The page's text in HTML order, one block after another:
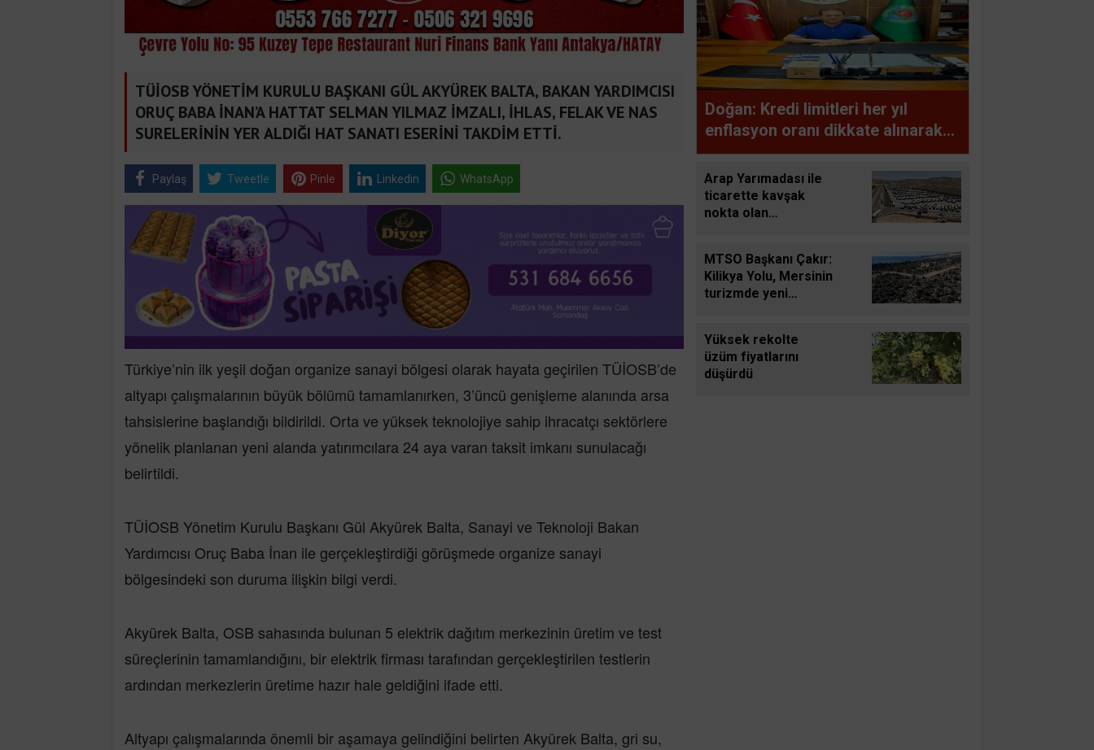
TÜİOSB YÖNETİM KURULU BAŞKANI GÜL AKYÜREK BALTA, BAKAN YARDIMCISI
ORUÇ BABA İNAN’A HATTAT SELMAN YILMAZ İMZALI, İHLAS, FELAK VE NAS
SURELERİNİN YER ALDIĞI HAT SANATI ESERİNİ TAKDİM ETTİ.
Paylaş Tweetle Pinle Linkedin WhatsApp
Türkiye’nin ilk yeşil doğan organize sanayi bölgesi olarak hayata geçirilen TÜİOSB’de
altyapı çalışmalarının büyük bölümü tamamlanırken, 3’üncü genişleme alanında arsa
tahsislerine başlandığı bildirildi. Orta ve yüksek teknolojiye sahip ihracatçı sektörlere
yönelik planlanan yeni alanda yatırımcılara 24 aya varan taksit imkanı sunulacağı
belirtildi.
TÜİOSB Yönetim Kurulu Başkanı Gül Akyürek Balta, Sanayi ve Teknoloji Bakan
Yardımcısı Oruç Baba İnan ile gerçekleştirdiği görüşmede organize sanayi
bölgesindeki son duruma ilişkin bilgi verdi.
Akyürek Balta, OSB sahasında bulunan 5 elektrik dağıtım merkezinin üretim ve test
süreçlerinin tamamlandığını, bir elektrik firması tarafından gerçekleştirilen testlerin
ardından merkezlerin üretime hazır hale geldiğini ifade etti.
Altyapı çalışmalarında önemli bir aşamaya gelindiğini belirten Akyürek Balta, gri su,
Doğan: Kredi limitleri her yıl
enflasyon oranı dikkate alınarak
güncellenmelidir
Arap Yarımadası ile
ticarette kavşak
nokta olan
giriş-çıkış yapıyor
MTSO Başkanı Çakır:
Kilikya Yolu, Mersinin
turizmde yeni
Yüksek rekolte
üzüm fiyatlarını
düşürdü